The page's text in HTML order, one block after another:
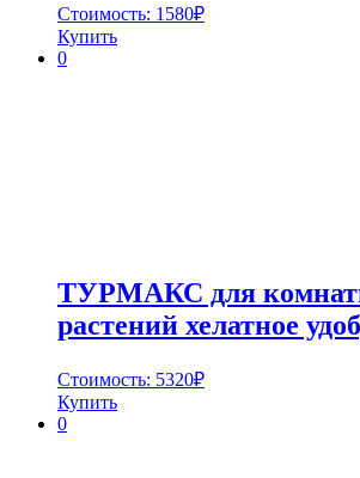
Стоимость: 1580₽
Купить
0
ТУРМАКС для
растений хелатное
Стоимость: 5320₽
Купить
0